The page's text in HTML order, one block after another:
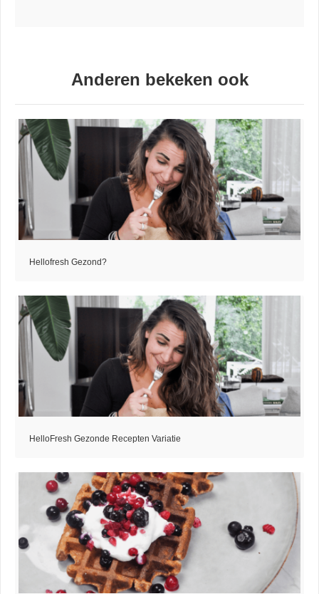
Anderen bekeken ook
Hellofresh Gezond?
HelloFresh Gezonde Recepten Variatie